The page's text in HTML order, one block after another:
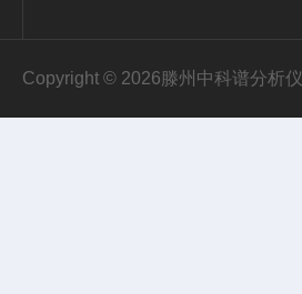
Copyright © 2026滕州中科谱分析